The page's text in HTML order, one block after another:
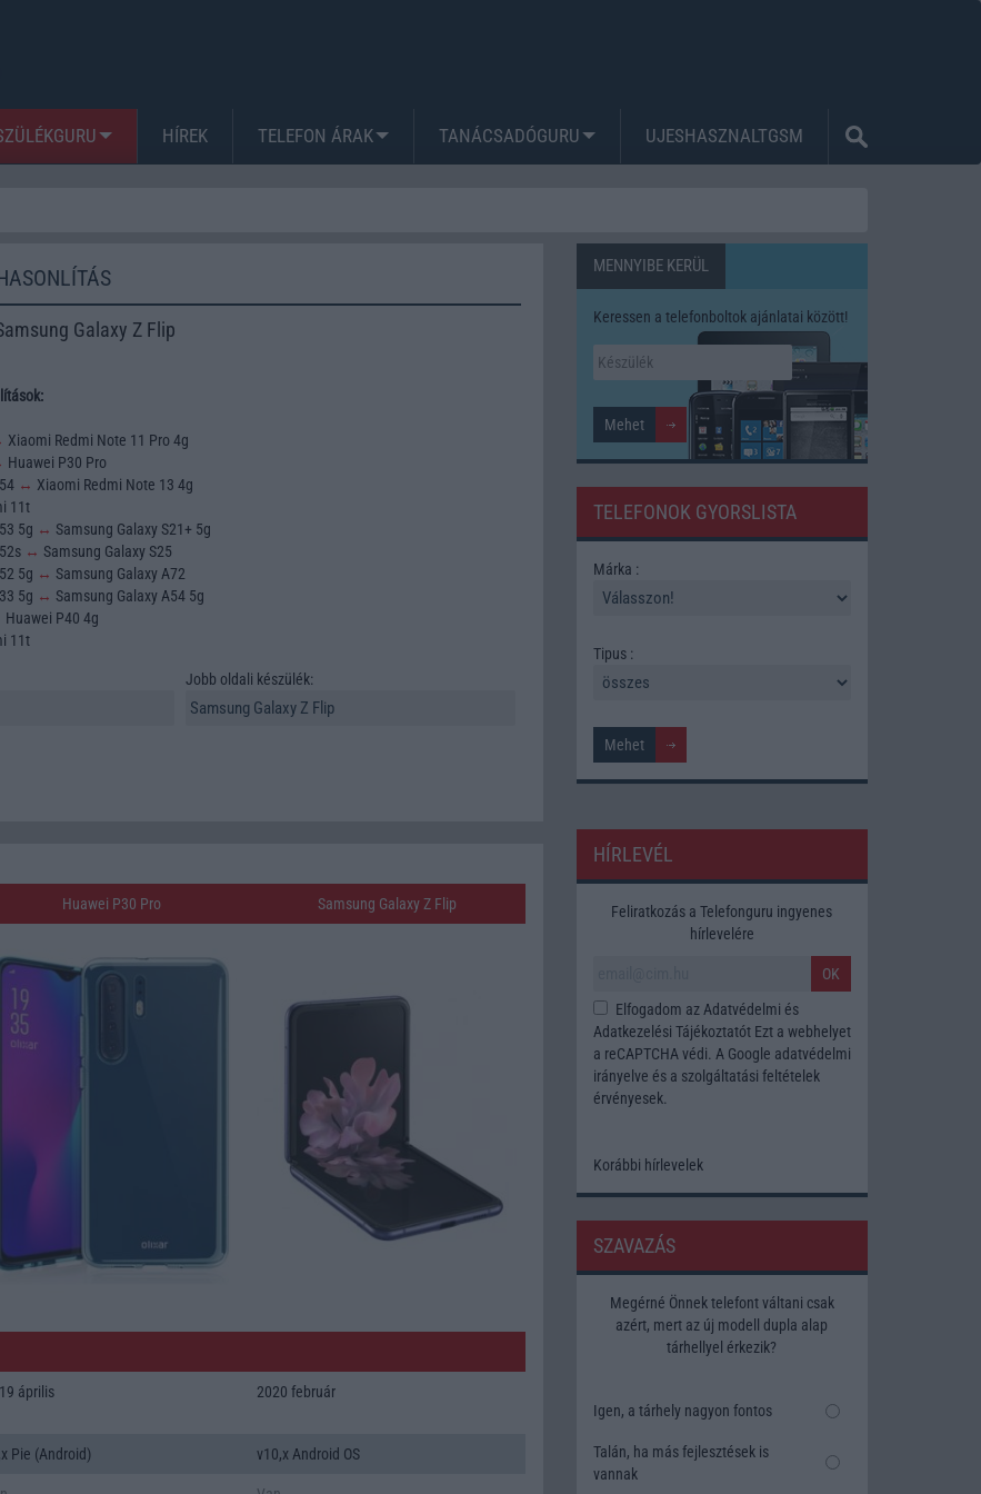
HÍREK TELEFON ÁRAK TANÁCSADÓGURU UJESHASZNALTGSM
Galaxy Z Flip
Xiaomi Redmi Note 11 Pro 4g
Huawei P30 Pro
↔ Xiaomi Redmi Note 13 4g
11t
5g ↔ Samsung Galaxy S21+ 5g
↔ Samsung Galaxy S25
5g ↔ Samsung Galaxy A72
5g ↔ Samsung Galaxy A54 5g
Huawei P40 4g
11t
Jobb oldali készülék:
Huawei P30 Pro Samsung Galaxy Z Flip
április 2020 február
Pie (Android) v10,x Android OS
MENNYIBE KERÜL
Keressen a telefonboltok ajánlatai között!
TELEFONOK GYORSLISTA
Márka :
Tipus :
HÍRLEVÉL
Feliratkozás a Telefonguru ingyenes
hírlevelére
OK
Elfogadom az Adatvédelmi és
Adatkezelési TájékoztatótEzt a webhelyet
a reCAPTCHA védi. A Google adatvédelmi
irányelve és a szolgáltatási feltételek
érvényesek.
Korábbi hírlevelek
SZAVAZÁS
Megérné Önnek telefont váltani csak
azért, mert az új modell dupla alap
tárhellyel érkezik?
Igen, a tárhely nagyon fontos
Talán, ha más fejlesztések is
vannak